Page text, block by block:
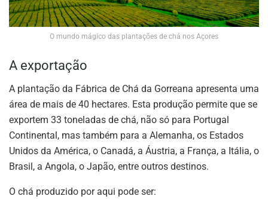
O mundo mágico das plantações de chá nos Açores
A exportação
A plantação da Fábrica de Chá da Gorreana apresenta uma
área de mais de 40 hectares. Esta produção permite que se
exportem 33 toneladas de chá, não só para Portugal
Continental, mas também para a Alemanha, os Estados
Unidos da América, o Canadá, a Áustria, a França, a Itália, o
Brasil, a Angola, o Japão, entre outros destinos.
O chá produzido por aqui pode ser: